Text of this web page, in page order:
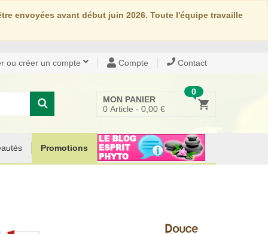
envoyées avant début juin 2026. Toute l'équipe travaille
ou créer un compte Compte Contact
0
MON PANIER
0 Article - 0,00 €
Promotions